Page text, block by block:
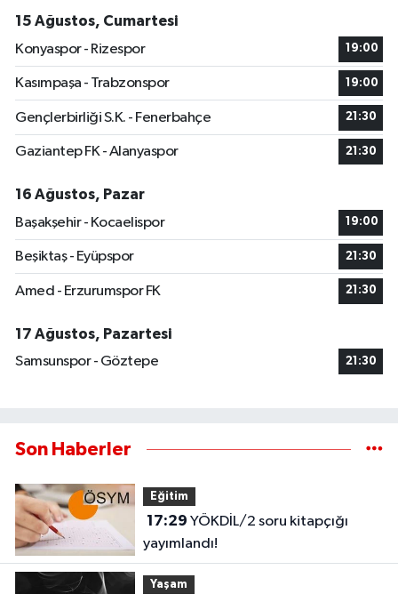
15 Ağustos, Cumartesi
Konyaspor - Rizespor
19:00
Kasımpaşa - Trabzonspor 19:00
Gençlerbirliği S.K. - Fenerbahçe 21:30
Gaziantep FK - Alanyaspor 21:30
16 Ağustos, Pazar
Başakşehir - Kocaelispor
19:00
Beşiktaş - Eyüpspor 21:30
Amed - Erzurumspor FK 21:30
17 Ağustos, Pazartesi
Samsunspor - Göztepe
21:30
Son Haberler
Eğitim
17:29
yayımlandı!
Yaşam